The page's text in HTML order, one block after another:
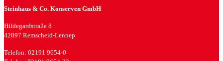
Steinhaus & Co. Konserven GmbH
Hildegardstraße 8
42897 Remscheid-Lennep
Telefon: 02191 9654-0